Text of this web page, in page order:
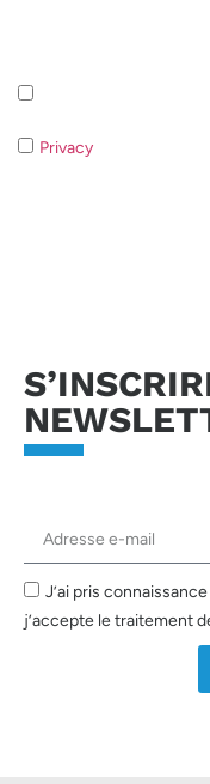
Privacy
J’ai pris
j’accepte le traitement